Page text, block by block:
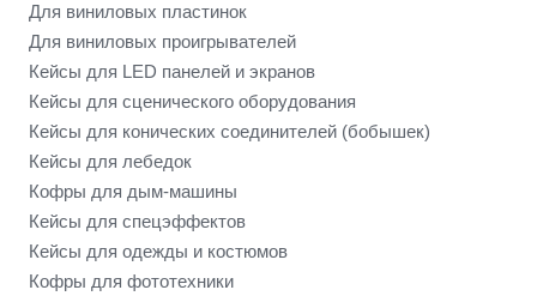
Для виниловых пластинок
Для виниловых проигрывателей
Кейсы для LED панелей и экранов
Кейсы для сценического оборудования
Кейсы для конических соединителей (бобышек)
Кейсы для лебедок
Кофры для дым-машины
Кейсы для спецэффектов
Кейсы для одежды и костюмов
Кофры для фототехники